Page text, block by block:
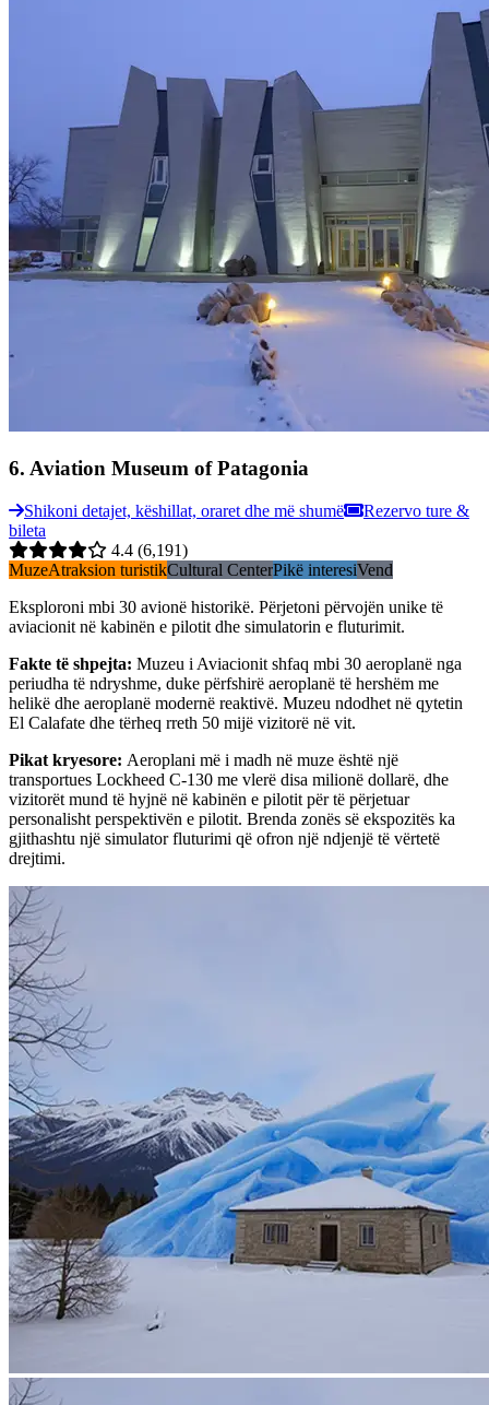
6. Aviation Museum of Patagonia
Shikoni detajet, këshillat, oraret dhe më shumë
Rezervo ture &
bileta
4.4 (6,191)
MuzeAtraksion turistikCultural CenterPikë interesiVend
Eksploroni mbi 30 avionë historikë. Përjetoni përvojën unike të
aviacionit në kabinën e pilotit dhe simulatorin e fluturimit.
Fakte të shpejta: Muzeu i Aviacionit shfaq mbi 30 aeroplanë nga
periudha të ndryshme, duke përfshirë aeroplanë të hershëm me
helikë dhe aeroplanë modernë reaktivë. Muzeu ndodhet në qytetin
El Calafate dhe tërheq rreth 50 mijë vizitorë në vit.
Pikat kryesore: Aeroplani më i madh në muze është një
transportues Lockheed C-130 me vlerë disa milionë dollarë, dhe
vizitorët mund të hyjnë në kabinën e pilotit për të përjetuar
personalisht perspektivën e pilotit. Brenda zonës së ekspozitës ka
gjithashtu një simulator fluturimi që ofron një ndjenjë të vërtetë
drejtimi.